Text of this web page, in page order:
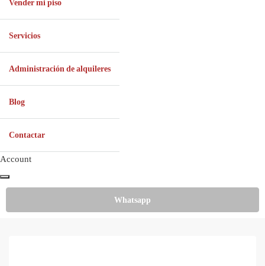
Vender mi piso
Servicios
Administración de alquileres
Blog
Contactar
Account
Whatsapp